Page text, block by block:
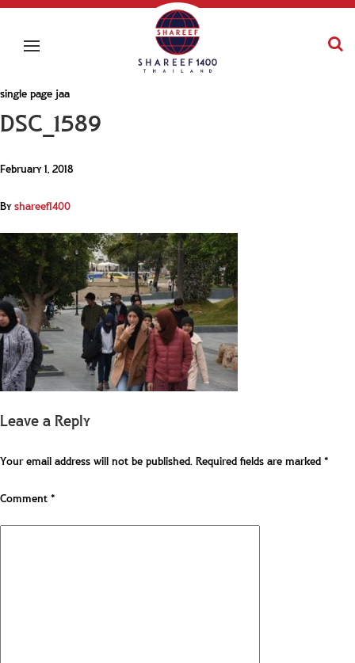
single page jaa
DSC_1589
February 1, 2018
Byshareef1400
Leave a Reply
Your email address will not be published.Required fields are marked*
Comment*